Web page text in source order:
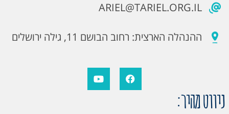
ARIEL@TARIEL.ORG.IL
ההנהלה הארצית: רחוב הבושם 11, גילה ירושלים
ניווט מהיר: